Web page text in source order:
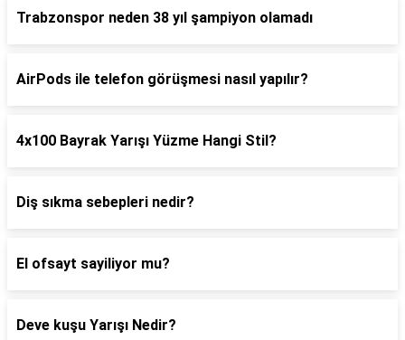
Trabzonspor neden 38 yıl şampiyon olamadı
AirPods ile telefon görüşmesi nasıl yapılır?
4x100 Bayrak Yarışı Yüzme Hangi Stil?
Diş sıkma sebepleri nedir?
El ofsayt sayiliyor mu?
Deve kuşu Yarışı Nedir?